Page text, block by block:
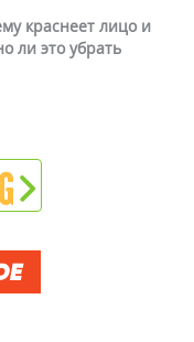
Что такое
как они действуют